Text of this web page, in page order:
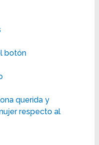
botón
querida y
respecto al